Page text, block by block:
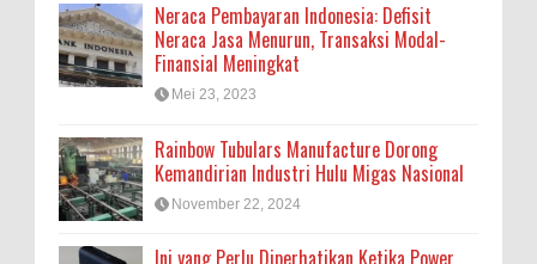
Neraca Pembayaran Indonesia: Defisit
Neraca Jasa Menurun, Transaksi Modal-
Finansial Meningkat
Mei 23, 2023
Rainbow Tubulars Manufacture Dorong
Kemandirian Industri Hulu Migas Nasional
November 22, 2024
Ini yang Perlu Diperhatikan Ketika Power